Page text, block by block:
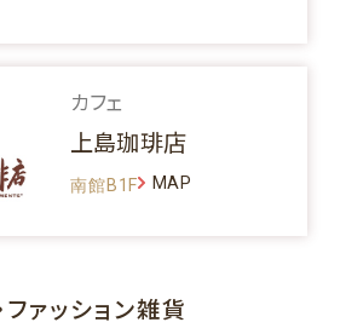
カフェ
上島珈琲店
南館B1F MAP
ファッション雑貨